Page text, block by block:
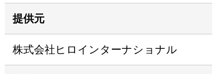
提供元
株式会社ヒロインターナショナル